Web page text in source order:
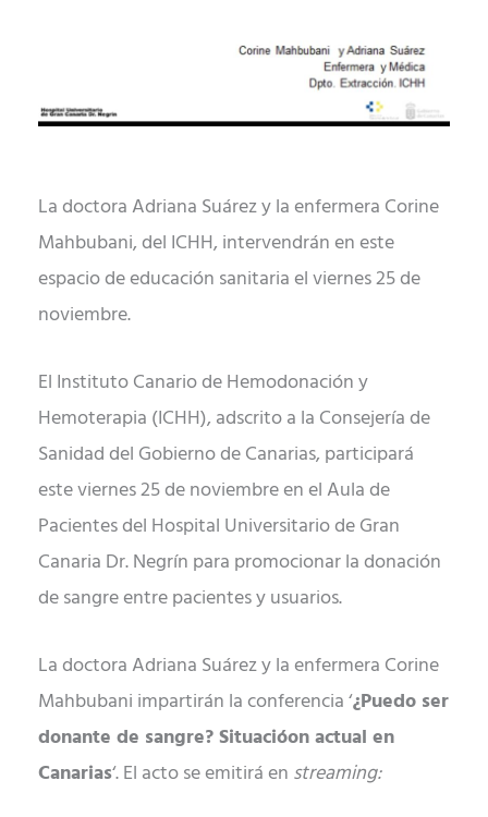
La doctora Adriana Suárez y la enfermera Corine
Mahbubani, del ICHH, intervendrán en este
espacio de educación sanitaria el viernes 25 de
noviembre.
El Instituto Canario de Hemodonación y
Hemoterapia (ICHH), adscrito a la Consejería de
Sanidad del Gobierno de Canarias, participará
este viernes 25 de noviembre en el Aula de
Pacientes del Hospital Universitario de Gran
Canaria Dr. Negrín para promocionar la donación
de sangre entre pacientes y usuarios.
La doctora Adriana Suárez y la enfermera Corine
Mahbubani impartirán la conferencia ‘¿Puedo ser
donante de sangre? Situacióon actual en
Canarias‘. El acto se emitirá en streaming: